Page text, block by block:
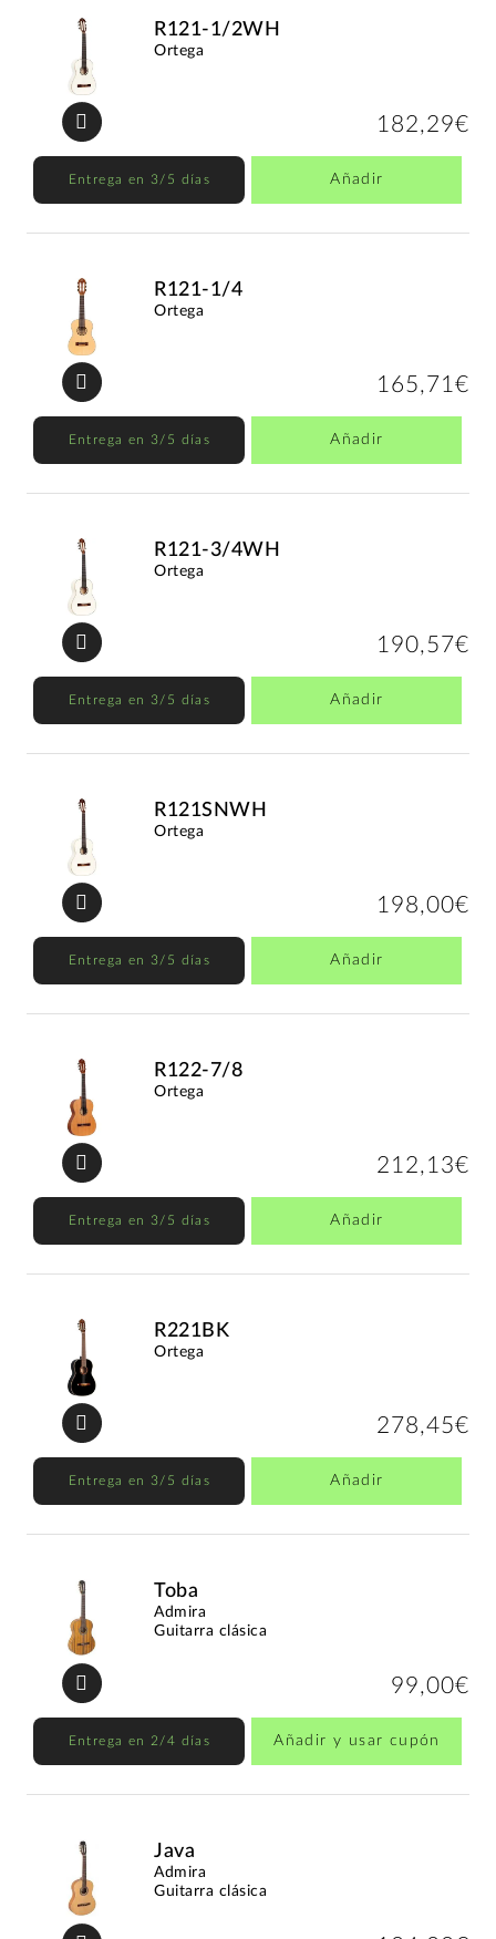
R121-1/2WH
Ortega
182,29€
Entrega en 3/5 días Añadir
R121-1/4
Ortega
165,71€
Entrega en 3/5 días Añadir
R121-3/4WH
Ortega
190,57€
Entrega en 3/5 días Añadir
R121SNWH
Ortega
198,00€
Entrega en 3/5 días Añadir
R122-7/8
Ortega
212,13€
Entrega en 3/5 días Añadir
R221BK
Ortega
278,45€
Entrega en 3/5 días Añadir
Toba
Admira
Guitarra clásica
99,00€
Entrega en 2/4 días Añadir y usar cupón
Java
Admira
Guitarra clásica